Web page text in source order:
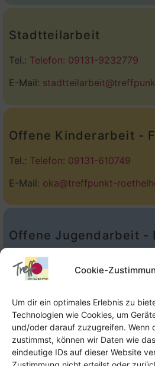
Cookie-
Um dir ein optimales Erlebnis zu
Technologien wie Cookies, um
und/oder darauf zuzugreifen. Wenn
zustimmst, können wir Daten wie
eindeutige IDs auf dieser Website
Stadtteilarbeit
Tel.: Telefon: 09131-9232779
E-Mail:
Offene Kinderarbeit -
Tel.: Telefon: 09131-610749
E-Mail: oka@treffpunkt-
Offene Jugendarbeit -
Tel:09131–302259
E-Mail:oja@treffpunkt-